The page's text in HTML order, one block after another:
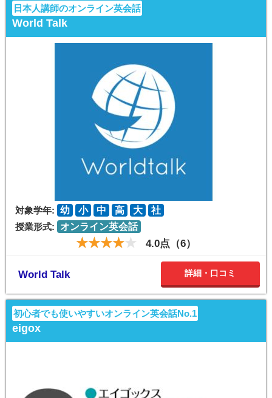
日本人講師のオンライン英会話
World Talk
対象学年: 幼 小 中 高 大
社
授業形式:
オンライン英会話
4.0点（6）
World Talk 詳細・口コミ
初心者でも使いやすいオンライン英会話No.1
eigox